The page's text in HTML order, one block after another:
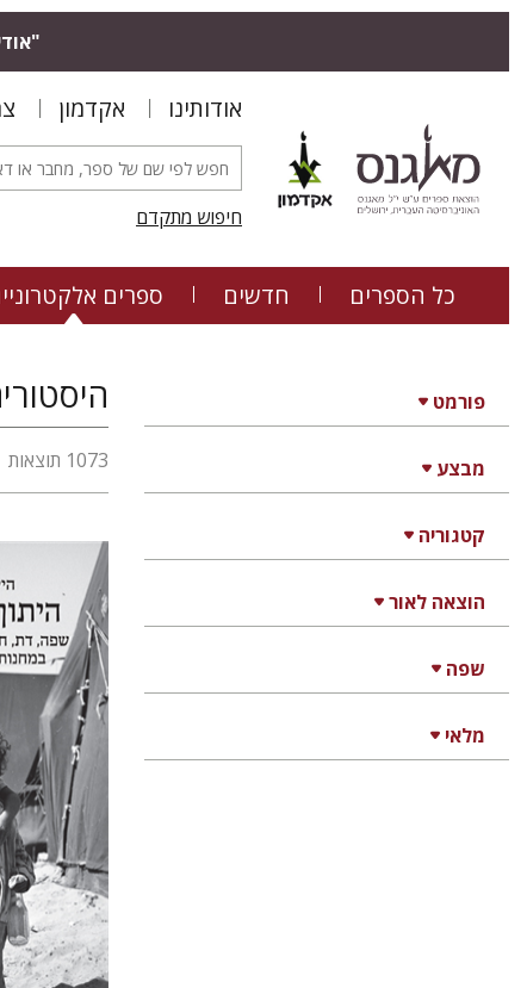
אודותינו אקדמון
חיפוש מתקדם
כל הספרים חדשים ספרים
פורמט
מבצע
קטגוריה
הוצאה לאור
שפה
מלאי
1073 תוצאות
הילה